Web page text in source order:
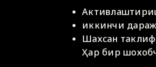
иккинчи
Шахсан таклиф
Ҳар бир